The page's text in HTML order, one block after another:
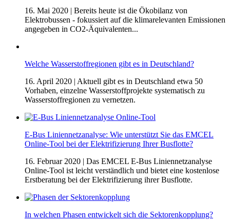
16. Mai 2020 | Bereits heute ist die Ökobilanz von
Elektrobussen - fokussiert auf die klimarelevanten Emissionen
angegeben in CO2-Äquivalenten...
Welche Wasserstoffregionen gibt es in Deutschland?
16. April 2020 | Aktuell gibt es in Deutschland etwa 50
Vorhaben, einzelne Wasserstoffprojekte systematisch zu
Wasserstoffregionen zu vernetzen.
E-Bus Liniennetzanalyse: Wie unterstützt Sie das EMCEL
Online-Tool bei der Elektrifizierung Ihrer Busflotte?
16. Februar 2020 | Das EMCEL E-Bus Liniennetzanalyse
Online-Tool ist leicht verständlich und bietet eine kostenlose
Erstberatung bei der Elektrifizierung ihrer Busflotte.
In welchen Phasen entwickelt sich die Sektorenkopplung?